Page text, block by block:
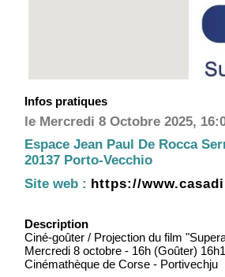
Infos pratiques
le Mercredi 8 Octobre 2025,
Espace Jean Paul De Rocca
20137 Porto-Vecchio
Site web : https://
Description
Ciné-goûter / Projection du film
Mercredi 8 octobre - 16h (Goûter)
Cinémathèque de Corse - Portivechju